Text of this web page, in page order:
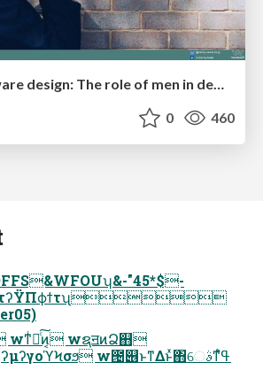
0 460
"45*$-
wͳͥ༁ͨ͠ͷ͔ wຊॻͷՁ஋
wΤϥεςΟοΫϦʔμʔγοϓϞσϧ w౔୆ͱͳΔͱͯ΋େࣄͳߟ͑ํ